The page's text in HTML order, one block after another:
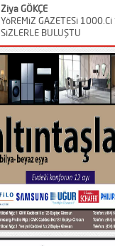
Ziya GÖKÇE
YöREMiZ GAZETESi 1000.Ci
SiZLERLE BULUŞTU